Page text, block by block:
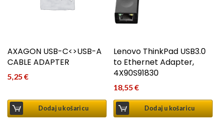
AXAGON USB-C<>USB-A
CABLE ADAPTER
5,25 €
Dodaj u košaricu
Lenovo ThinkPad USB3.0
to Ethernet Adapter,
4X90S91830
18,55€
Dodaj u košaricu